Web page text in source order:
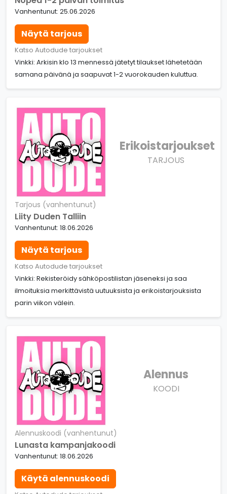
Vanhentunut: 25.06.2026
Näytä tarjous
Katso Autodude tarjoukset
Vinkki: Arkisin klo 13 mennessä jätetyt tilaukset lähetetään
samana päivänä ja saapuvat 1-2 vuorokauden kuluttua.
Erikoistarjoukset
TARJOUS
Tarjous (vanhentunut)
Liity Duden Talliin
Vanhentunut: 18.06.2026
Näytä tarjous
Katso Autodude tarjoukset
Vinkki: Rekisteröidy sähköpostilistan jäseneksi ja saa
ilmoituksia merkittävistä uutuuksista ja erikoistarjouksista
parin viikon välein.
Alennus
KOODI
Alennuskoodi (vanhentunut)
Lunasta kampanjakoodi
Vanhentunut: 18.06.2026
Käytä alennuskoodi